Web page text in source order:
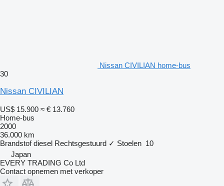
Nissan CIVILIAN home-bus
30
Nissan CIVILIAN
US$ 15.900 ≈ € 13.760
Home-bus
2000
36.000 km
Brandstof diesel Rechtsgestuurd ✓ Stoelen 10
Japan
EVERY TRADING Co Ltd
Contact opnemen met verkoper